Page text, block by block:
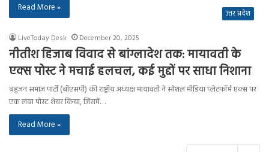
Read More »
उत्तर प्रदेश
LiveToday Desk December 20, 2025
नीतीश हिजाब विवाद से बांग्लादेश तक: मायावती के
एक्स पोस्ट ने मचाई हलचल, कई मुद्दों पर साधा निशाना
बहुजन समाज पार्टी (बीएसपी) की राष्ट्रीय अध्यक्ष मायावती ने सोशल मीडिया प्लेटफॉर्म एक्स पर
एक लंबा पोस्ट शेयर किया, जिसमें…
Read More »